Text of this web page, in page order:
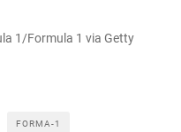
1/Formula 1 via Getty
FORMA-1